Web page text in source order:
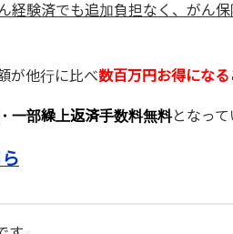
経験済でも追加負担なく、がん
が他行に比べ数百万円お得になる
一部繰上返済手数料無料となって